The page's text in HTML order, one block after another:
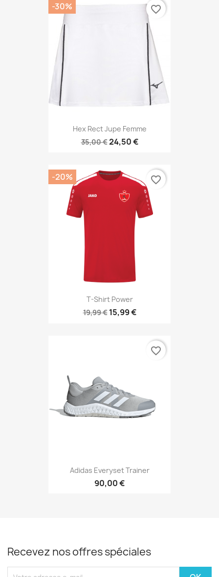
Hex Rect Jupe Femme
35,00 €24,50 €
-30% favorite_border
T-Shirt Power
19,99 € 15,99 €
-20% favorite_border
Adidas Everyset Trainer
90,00 €
favorite_border
Recevez nos offres spéciales